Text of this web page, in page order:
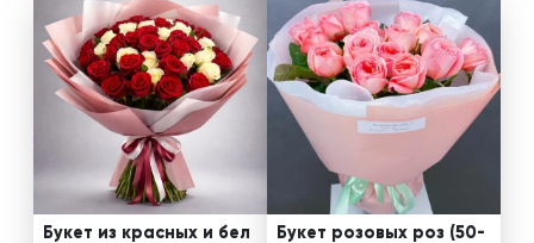
Букет из красных и бел
Букет розовых роз (50-